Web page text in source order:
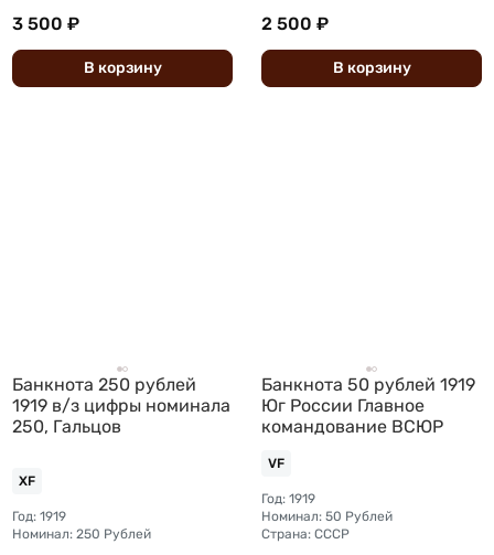
3 500 ₽
В корзину
2 500 ₽
В корзину
Банкнота 250 рублей
1919 в/з цифры номинала
250, Гальцов
XF
Год: 1919
Номинал: 250 Рублей
Банкнота 50 рублей 1919
Юг России Главное
командование ВСЮР
VF
Год: 1919
Номинал: 50 Рублей
Страна: СССР